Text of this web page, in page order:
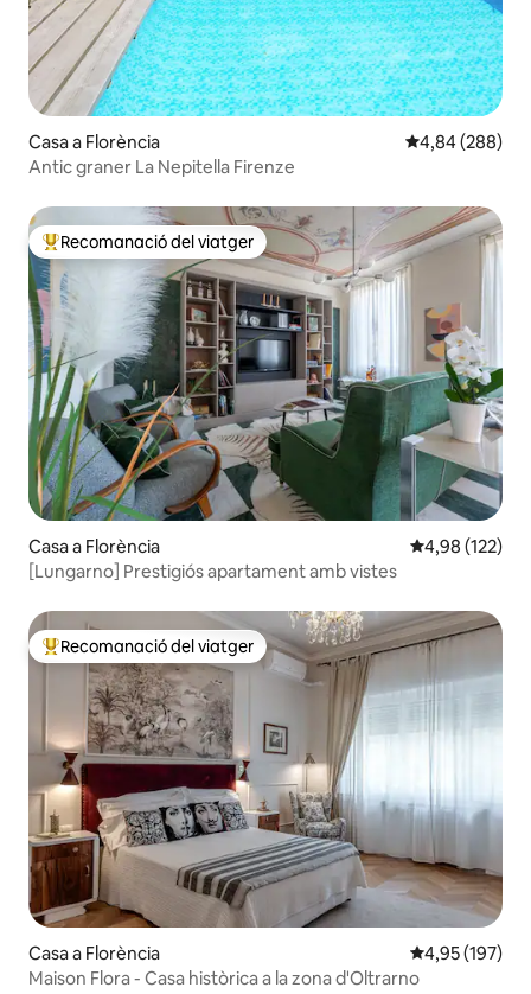
Casa a Florència 4,84 de
4,84 (288)
Antic graner La Nepitella Firenze
Principals recomanacions dels viatgers
Recomanació del viatger
Casa a Florència 4,98 de
4,98 (122)
[Lungarno] Prestigiós apartament amb vistes
Principals recomanacions dels viatgers
Recomanació del viatger
Casa a Florència 4,95 de
4,95 (197)
Maison Flora - Casa històrica a la zona d'Oltrarno